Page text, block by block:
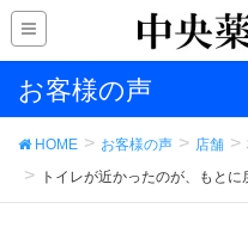
お客様の声
HOME お客様の声 店舗
トイレが近かったのが、もと